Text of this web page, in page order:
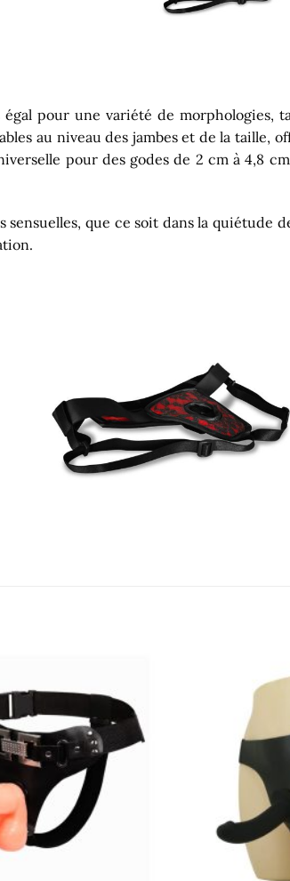
pour une variété de morphologies,
au niveau des jambes et de la taille,
pour des godes de 2 cm à 4,8
que ce soit dans la quiétude